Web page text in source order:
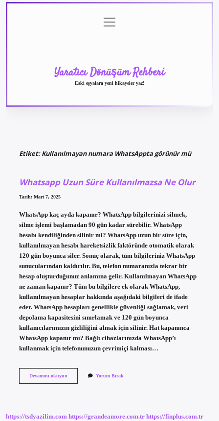
menüyü
aç
Yaratıcı Dönüşüm Rehberi
Eski eşyalara yeni hikayeler yaz!
Etiket:Kullanılmayan numara WhatsAppta görünür mü
Whatsapp Uzun Süre Kullanılmazsa Ne Olur
Tarih: Mart 7, 2025
WhatsApp kaç ayda kapanır? WhatsApp bilgilerinizi silmek,
silme işlemi başlamadan 90 gün kadar sürebilir. WhatsApp
hesabı kendiliğinden silinir mi? WhatsApp uzun bir süre için,
kullanılmayan hesabı hareketsizlik faktöründe otomatik olarak
120 gün boyunca siler. Sonuç olarak, tüm bilgileriniz WhatsApp
sunucularından kaldırılır. Bu, telefon numaranızla tekrar bir
hesap oluşturduğunuz anlamına gelir. Kullanılmayan WhatsApp
ne zaman kapanır? Tüm bu bilgilere ek olarak WhatsApp,
kullanılmayan hesaplar hakkında aşağıdaki bilgileri de ifade
eder. WhatsApp hesapları genellikle güvenliği sağlamak, veri
depolama kapasitesini sınırlamak ve 120 gün boyunca
kullanıcılarımızın gizliliğini almak için silinir. Hat kapanınca
WhatsApp kapanır mı? Bağlı cihazlarınızda WhatsApp’ı
kullanmak için telefonunuzun çevrimiçi kalması…
Devamını okuyunWhatsapp
Yorum Bırak
https://tsdyazilim.com https://grandeamore.com.tr https://finplus.com.tr